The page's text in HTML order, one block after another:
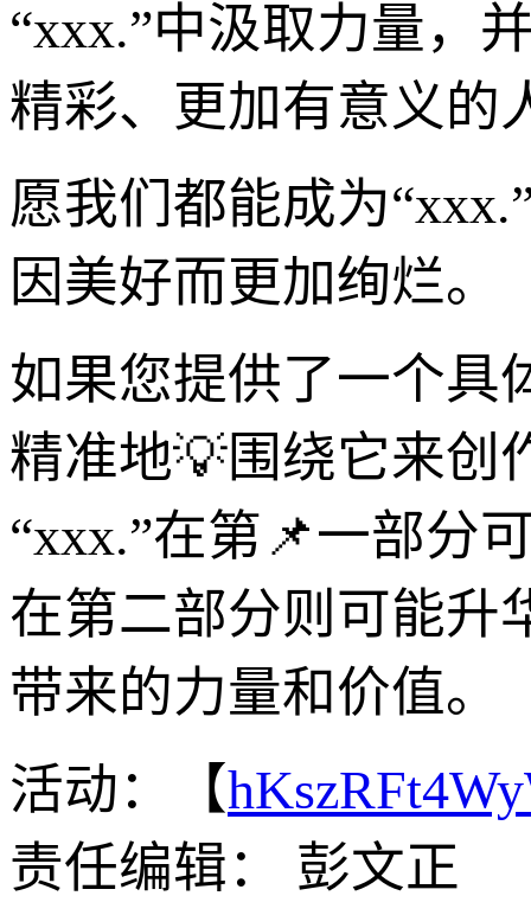
“xxx.”中汲取力量，
精彩、更加有意义的
愿我们都能成为
因美好而更加绚烂。
如果您提供了一个具
精准地💡围绕它来创
“xxx.”在第📌一部分
在第二部分则可能升
带来的力量和价值。
活动：【
责任编辑： 彭文正